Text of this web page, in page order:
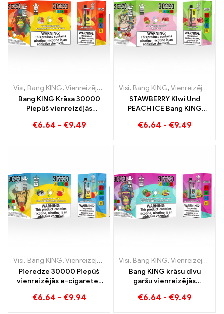
Visi, Bang KING,Vienreizējās lietošanas e-cigaretes Lietuva ,
Bang KING Krāsa 30000
Piepūš vienreizējās
Ideāla vēsa arbūzu
€6.64 - €9.49
Visi, Bang KING,Vienreizējās lietošanas e-cigaretes Lietuva
STAWBERRY KIwi Und
PEACH ICE Bang KING
vienreizējās lietošanas e-
€6.64 - €9.49
Visi, Bang KING,Vienreizējās lietošanas e-cigaretes Lietuva ,
Pieredze 30000 Piepūš
vienreizējās e-cigaretes
ledus satiekas ar zemeņu
€6.64 - €9.94
Visi, Bang KING,Vienreizējās lietošanas e-cigaretes Lietuva
Bang KING krāsu divu
garšu vienreizējās
30000 Vilcieni pilni garšas
€6.64 - €9.49